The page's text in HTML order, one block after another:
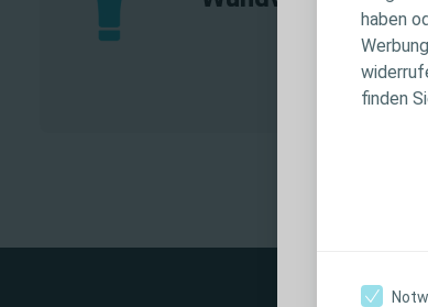
haben
finden
keinen